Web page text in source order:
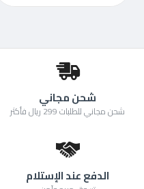
شحن مجاني
شحن مجاني للطلبات 299 ريال فأكثر
الدفع عند الإستلام